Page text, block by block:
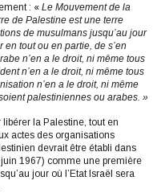
: « Le Mouvement de la
de Palestine est une terre
de musulmans jusqu’au jour
tout ou en partie, de s’en
n’en a le droit, ni même tous
n’en a le droit, ni même tous
n’en a le droit, ni même
palestiniennes ou arabes. »
la Palestine, tout en
actes des organisations
devrait être établi dans
1967) comme une première
jour où l’Etat Israël sera